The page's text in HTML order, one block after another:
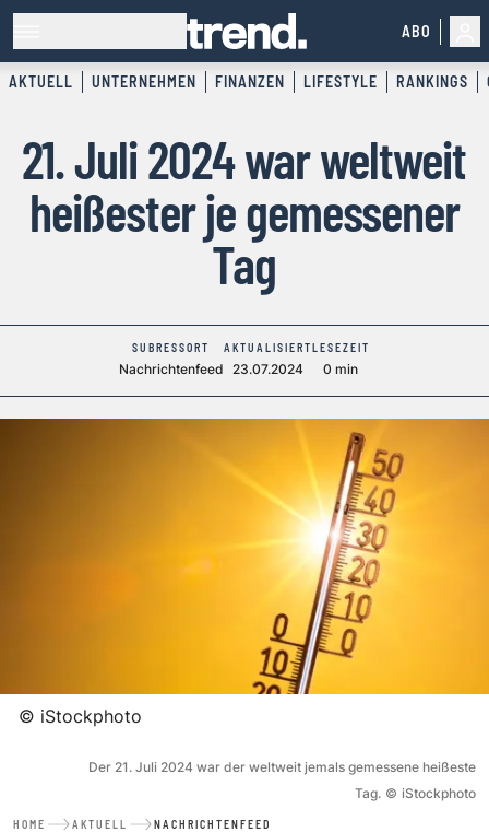
ABO
AKTUELL UNTERNEHMEN FINANZEN LIFESTYLE RANKINGS
21. Juli 2024 war weltweit
heißester je gemessener
Tag
SUBRESSORT
Nachrichtenfeed
AKTUALISIERT
23.07.2024
LESEZEIT
0 min
© iStockphoto
Der 21. Juli 2024 war der weltweit jemals gemessene heißeste
Tag. © iStockphoto
HOME AKTUELL NACHRICHTENFEED